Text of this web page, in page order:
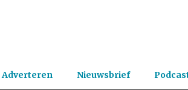
Adverteren Nieuwsbrief